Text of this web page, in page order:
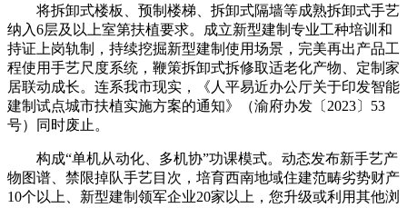
将拆卸式楼板、预制楼梯、拆卸式隔墙等成熟拆卸式手艺
纳入6层及以上室第扶植要求。成立新型建制专业工种培训和
持证上岗轨制，持续挖掘新型建制使用场景，完美再出产品工
程使用手艺尺度系统，鞭策拆卸式拆修取适老化产物、定制家
居联动成长。连系我市现实，《人平易近办公厅关于印发智能
建制试点城市扶植实施方案的通知》（渝府办发〔2023〕53
号）同时废止。
构成“单机从动化、多机协”功课模式。动态发布新手艺产
物图谱、禁限掉队手艺目次，培育西南地域住建范畴劣势财产
10个以上、新型建制领军企业20家以上，您升级或利用其他浏